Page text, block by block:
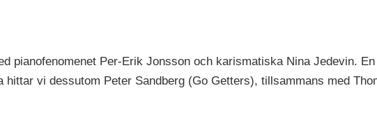
pianofenomenet Per-Erik Jonsson och karismatiska Nina Jedevin.
hittar vi dessutom Peter Sandberg (Go Getters), tillsammans med